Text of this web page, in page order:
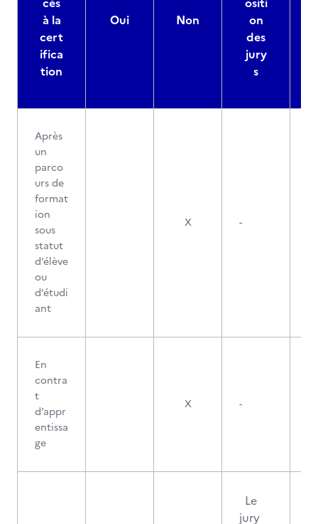
à la
cert
ifica
tion
Oui Non
on
des
jury
s
Après
un
parco
urs de
format
ion
sous
statut
d’élève
ou
d’étudi
ant
X -
En
contra
t
d’appr
entissa
ge
X -
Le
jury